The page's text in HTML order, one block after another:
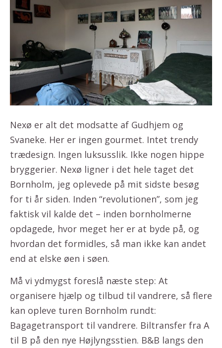
Nexø er alt det modsatte af Gudhjem og
Svaneke. Her er ingen gourmet. Intet trendy
trædesign. Ingen luksusslik. Ikke nogen hippe
bryggerier. Nexø ligner i det hele taget det
Bornholm, jeg oplevede på mit sidste besøg
for ti år siden. Inden “revolutionen”, som jeg
faktisk vil kalde det – inden bornholmerne
opdagede, hvor meget her er at byde på, og
hvordan det formidles, så man ikke kan andet
end at elske øen i søen.
Må vi ydmygst foreslå næste step: At
organisere hjælp og tilbud til vandrere, så flere
kan opleve turen Bornholm rundt:
Bagagetransport til vandrere. Biltransfer fra A
til B på den nye Højlyngsstien. B&B langs den